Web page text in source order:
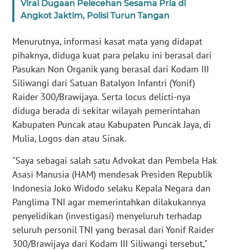
Viral Dugaan Pelecehan Sesama Pria di
Angkot Jaktim, Polisi Turun Tangan
Menurutnya, informasi kasat mata yang didapat
pihaknya, diduga kuat para pelaku ini berasal dari
Pasukan Non Organik yang berasal dari Kodam III
Siliwangi dari Satuan Batalyon Infantri (Yonif)
Raider 300/Brawijaya. Serta locus delicti-nya
diduga berada di sekitar wilayah pemerintahan
Kabupaten Puncak atau Kabupaten Puncak Jaya, di
Mulia, Logos dan atau Sinak.
"Saya sebagai salah satu Advokat dan Pembela Hak
Asasi Manusia (HAM) mendesak Presiden Republik
Indonesia Joko Widodo selaku Kepala Negara dan
Panglima TNI agar memerintahkan dilakukannya
penyelidikan (investigasi) menyeluruh terhadap
seluruh personil TNI yang berasal dari Yonif Raider
300/Brawijaya dari Kodam III Siliwangi tersebut,"
RIAU
SERAMBI
WN
JAMBI
WN
SULTRA
NTB
WN
SULTENG
WN
SULBAR